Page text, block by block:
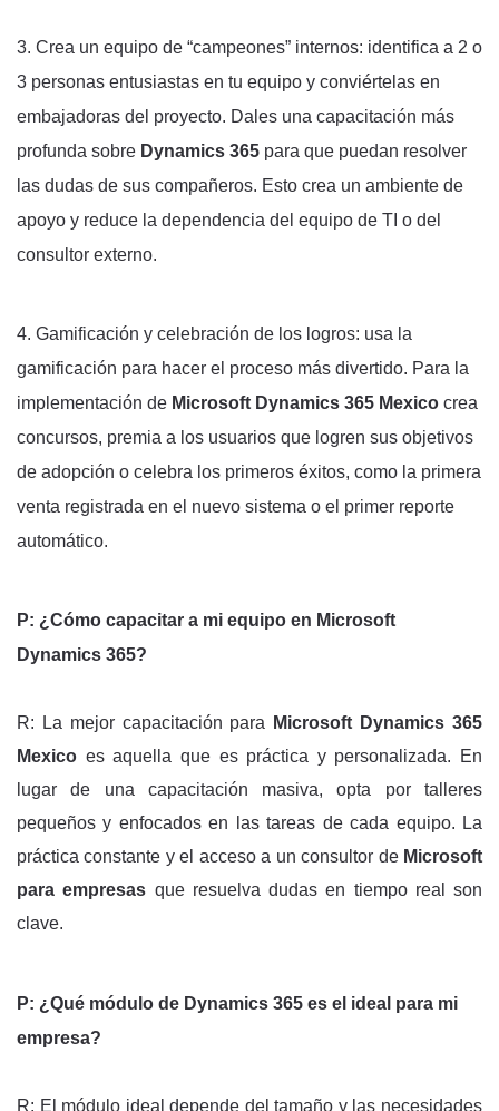
3. Crea un equipo de “campeones” internos: identifica a 2 o
3 personas entusiastas en tu equipo y conviértelas en
embajadoras del proyecto. Dales una capacitación más
profunda sobre Dynamics 365 para que puedan resolver
las dudas de sus compañeros. Esto crea un ambiente de
apoyo y reduce la dependencia del equipo de TI o del
consultor externo.
4. Gamificación y celebración de los logros: usa la
gamificación para hacer el proceso más divertido. Para la
implementación de Microsoft Dynamics 365 Mexico crea
concursos, premia a los usuarios que logren sus objetivos
de adopción o celebra los primeros éxitos, como la primera
venta registrada en el nuevo sistema o el primer reporte
automático.
P: ¿Cómo capacitar a mi equipo en Microsoft
Dynamics 365?
R: La mejor capacitación para
Microsoft Dynamics 365
Mexico es aquella que es práctica y personalizada. En
lugar de una capacitación masiva, opta por talleres
pequeños y enfocados en las tareas de cada equipo. La
práctica constante y el acceso a un consultor de Microsoft
para empresas que resuelva dudas en tiempo real son
clave.
P: ¿Qué módulo de Dynamics 365 es el ideal para mi
empresa?
R: El módulo ideal depende del tamaño y las necesidades